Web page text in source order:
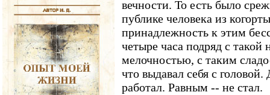
вечности. То есть было
публике человека из
принадлежность к этим
четыре часа подряд с такой
мелочностью, с таким
что выдавал себя с
работал. Равным -- не стал.